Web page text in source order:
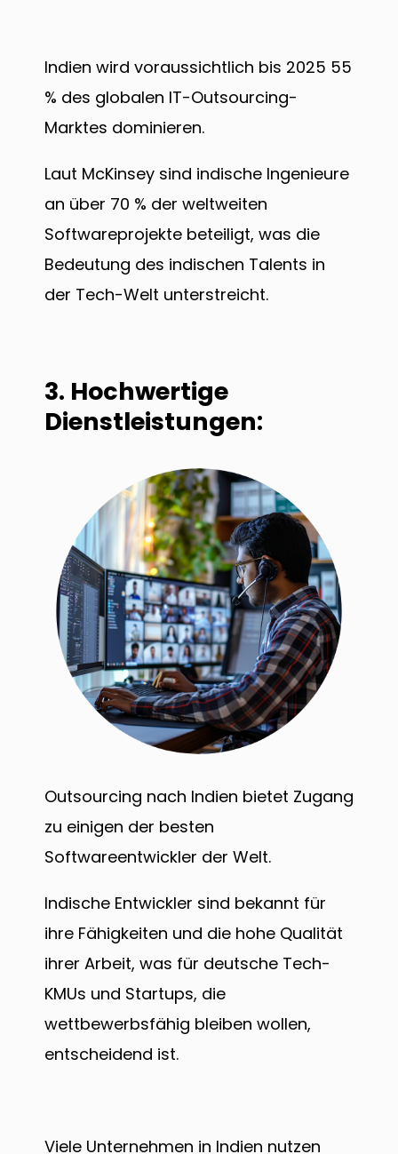
Indien wird voraussichtlich bis 2025 55
% des globalen IT-Outsourcing-
Marktes dominieren.
Laut McKinsey sind indische Ingenieure
an über 70 % der weltweiten
Softwareprojekte beteiligt, was die
Bedeutung des indischen Talents in
der Tech-Welt unterstreicht.
3. Hochwertige
Dienstleistungen:
Outsourcing nach Indien bietet Zugang
zu einigen der besten
Softwareentwickler der Welt.
Indische Entwickler sind bekannt für
ihre Fähigkeiten und die hohe Qualität
ihrer Arbeit, was für deutsche Tech-
KMUs und Startups, die
wettbewerbsfähig bleiben wollen,
entscheidend ist.
Viele Unternehmen in Indien nutzen